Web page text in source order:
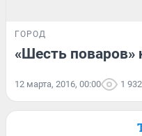
ГОРОД
«Шесть поваров»
12 марта, 2016, 00:00 1 932